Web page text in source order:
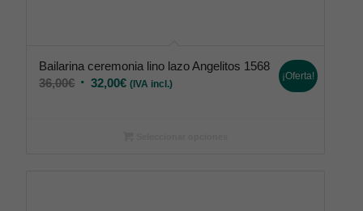
Bailarina ceremonia lino lazo Angelitos 1568
36,00€ 32,00€ (IVA incl.)
¡Oferta!